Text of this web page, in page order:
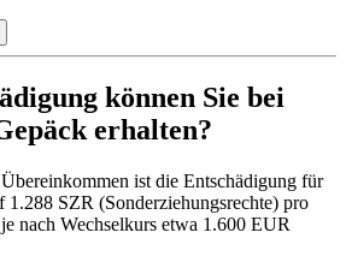
können Sie bei
erhalten?
ist die Entschädigung für
1.288 SZR (Sonderziehungsrechte) pro
nach Wechselkurs etwa 1.600 EUR